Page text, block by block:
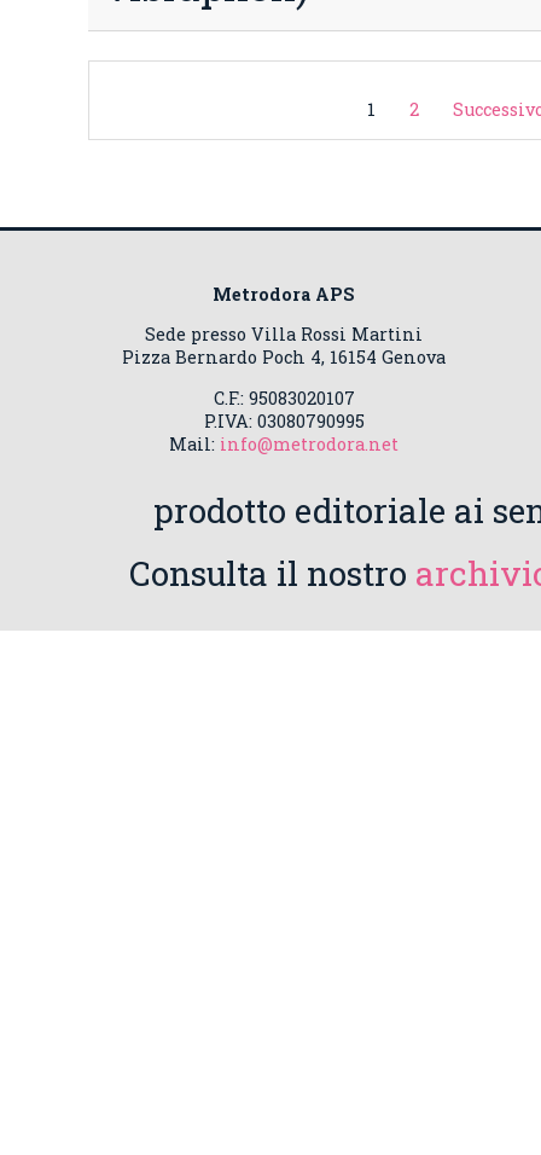
1 2
Metrodora APS
Sede presso Villa Rossi Martini
Pizza Bernardo Poch 4, 16154 Genova
C.F.: 95083020107
P.IVA: 03080790995
Mail: info@metrodora.net
prodotto editoriale ai
Consulta il nostro